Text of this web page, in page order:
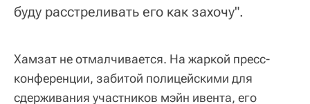
буду расстреливать его как захочу".
Хамзат не отмалчивается. На жаркой пресс-
конференции, забитой полицейскими для
сдерживания участников мэйн ивента, его